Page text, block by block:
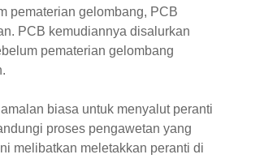
pematerian gelombang, PCB
PCB kemudiannya disalurkan
pematerian gelombang
biasa untuk menyalut peranti
proses pengawetan yang
melibatkan meletakkan peranti di